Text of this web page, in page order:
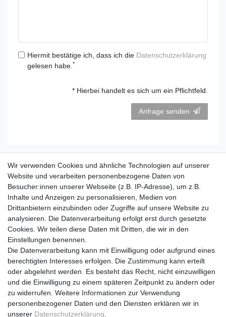
Hiermit bestätige ich, dass ich die Daten­schutz­erklärung
gelesen habe. *
* Hierbei handelt es sich um ein Pflichtfeld.
Anfrage senden
EINKAUFEN
Zahlungsarten
Versandarten & -kosten
Widerrufsrecht
MEIN KONTO
Registrieren
UNTERNEHMEN
Kontakt
Wir verwenden Cookies und ähnliche Technologien auf unserer
Website und verarbeiten personenbezogene Daten von
Besucher:innen unserer Webseite (z.B. IP-Adresse), um z.B.
Inhalte und Anzeigen zu personalisieren, Medien von
Drittanbietern einzubinden oder Zugriffe auf unsere Website zu
analysieren. Die Datenverarbeitung erfolgt erst durch gesetzte
Cookies. Wir teilen diese Daten mit Dritten, die wir in den
Einstellungen benennen.
Die Datenverarbeitung kann mit Einwilligung oder aufgrund eines
berechtigten Interesses erfolgen. Die Zustimmung kann erteilt
oder abgelehnt werden. Es besteht das Recht, nicht einzuwilligen
und die Einwilligung zu einem späteren Zeitpunkt zu ändern oder
zu widerrufen. Weitere Informationen zur Verwendung
personenbezogener Daten und den Diensten erklären wir in
unserer Daten­schutz­erklärung